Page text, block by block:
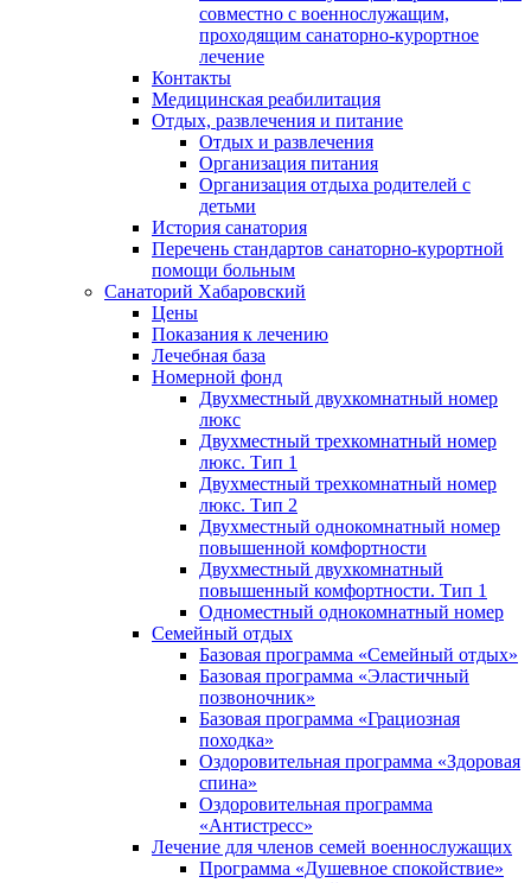
совместно с военнослужащим,
проходящим санаторно-курортное
лечение
Контакты
Медицинская реабилитация
Отдых, развлечения и питание
Отдых и развлечения
Организация питания
Организация отдыха родителей с
детьми
История санатория
Перечень стандартов санаторно-курортной
помощи больным
Санаторий Хабаровский
Цены
Показания к лечению
Лечебная база
Номерной фонд
Двухместный двухкомнатный номер
люкс
Двухместный трехкомнатный номер
люкс. Тип 1
Двухместный трехкомнатный номер
люкс. Тип 2
Двухместный однокомнатный номер
повышенной комфортности
Двухместный двухкомнатный
повышенный комфортности. Тип 1
Одноместный однокомнатный номер
Семейный отдых
Базовая программа «Семейный отдых»
Базовая программа «Эластичный
позвоночник»
Базовая программа «Грациозная
походка»
Оздоровительная программа «Здоровая
спина»
Оздоровительная программа
«Антистресс»
Лечение для членов семей военнослужащих
Программа «Душевное спокойствие»